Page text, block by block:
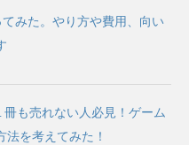
みた。やり方や費用、向い
も売れない人必見！ゲーム
を考えてみた！